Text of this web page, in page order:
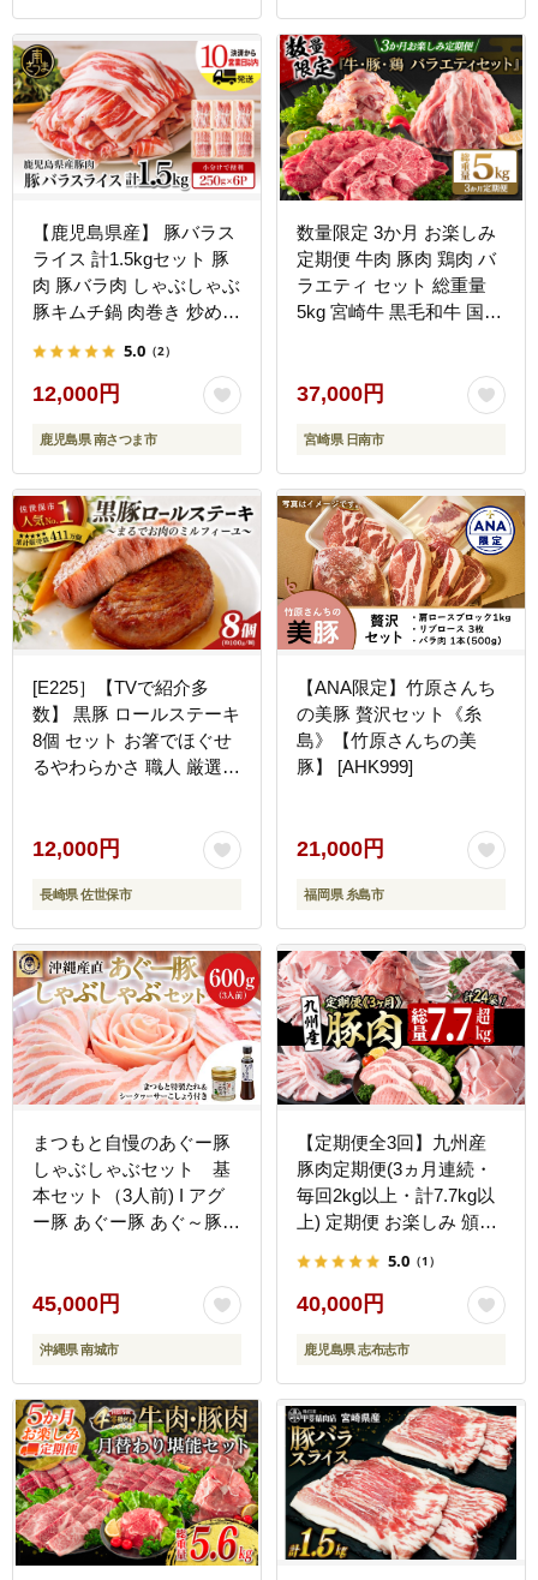
【鹿児島県産】 豚バラス
ライス 計1.5kgセット 豚
肉 豚バラ肉 しゃぶしゃぶ
豚キムチ鍋 肉巻き 炒め物
肉 国産 小分け パック 冷
凍 カミチク 南さつま市
5.0 （2）
12,000円
鹿児島県 南さつま市
数量限定 3か月 お楽しみ
定期便 牛肉 豚肉 鶏肉 バ
ラエティ セット 総重量
5kg 宮崎牛 黒毛和牛 国産
し 切身 焼肉 からあげ お
取り寄せ グルメ 小分け
真空パック おすそ分け 宮
崎県 日南市 送料無料
_FG13-26
37,000円
宮崎県 日南市
[E225］【TVで紹介多
数】 黒豚 ロールステーキ
8個 セット お箸でほぐせ
るやわらかさ 職人 厳選
心 豚 豚肉 セット ジュー
シー ギフト 贈り物 豊味
館 長崎県 佐世保市
12,000円
長崎県 佐世保市
【ANA限定】竹原さんち
の美豚 贅沢セット《糸
島》【竹原さんちの美
豚】 [AHK999]
21,000円
福岡県 糸島市
まつもと自慢のあぐー豚
しゃぶしゃぶセット 基
本セット（3人前) I アグ
ー豚 あぐー豚 あぐ～豚
るさと納税 食彩酒房 まつ
45,000円
沖縄県 南城市
【定期便全3回】九州産
豚肉定期便(3ヵ月連続・
毎回2kg以上・計7.7kg以
上) 定期便 お楽しみ 頒布
ース 冷凍 小分け すき焼
き しゃぶしゃぶ 豚しゃぶ
ランキング 人気 とんかつ
トンカツ t0040-013
5.0 （1）
40,000円
鹿児島県 志布志市